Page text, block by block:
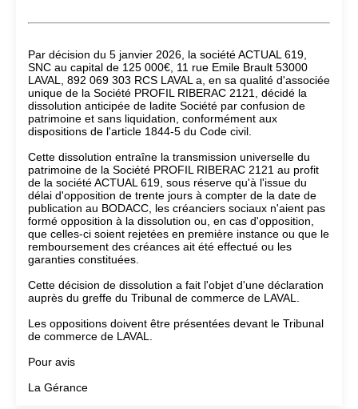
Par décision du 5 janvier 2026, la société ACTUAL 619,
SNC au capital de 125 000€, 11 rue Emile Brault 53000
LAVAL, 892 069 303 RCS LAVAL a, en sa qualité d'associée
unique de la Société PROFIL RIBERAC 2121, décidé la
dissolution anticipée de ladite Société par confusion de
patrimoine et sans liquidation, conformément aux
dispositions de l'article 1844-5 du Code civil.
Cette dissolution entraîne la transmission universelle du
patrimoine de la Société PROFIL RIBERAC 2121 au profit
de la société ACTUAL 619, sous réserve qu'à l'issue du
délai d'opposition de trente jours à compter de la date de
publication au BODACC, les créanciers sociaux n'aient pas
formé opposition à la dissolution ou, en cas d'opposition,
que celles-ci soient rejetées en première instance ou que le
remboursement des créances ait été effectué ou les
garanties constituées.
Cette décision de dissolution a fait l'objet d'une déclaration
auprès du greffe du Tribunal de commerce de LAVAL.
Les oppositions doivent être présentées devant le Tribunal
de commerce de LAVAL.
Pour avis
La Gérance